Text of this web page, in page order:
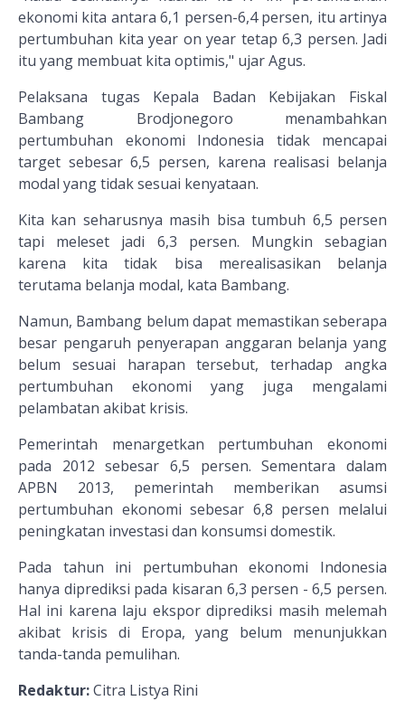
ekonomi kita antara 6,1 persen-6,4 persen, itu artinya
pertumbuhan kita year on year tetap 6,3 persen. Jadi
itu yang membuat kita optimis," ujar Agus.
Pelaksana tugas Kepala Badan Kebijakan Fiskal
Bambang Brodjonegoro menambahkan
pertumbuhan ekonomi Indonesia tidak mencapai
target sebesar 6,5 persen, karena realisasi belanja
modal yang tidak sesuai kenyataan.
Kita kan seharusnya masih bisa tumbuh 6,5 persen
tapi meleset jadi 6,3 persen. Mungkin sebagian
karena kita tidak bisa merealisasikan belanja
terutama belanja modal, kata Bambang.
Namun, Bambang belum dapat memastikan seberapa
besar pengaruh penyerapan anggaran belanja yang
belum sesuai harapan tersebut, terhadap angka
pertumbuhan ekonomi yang juga mengalami
pelambatan akibat krisis.
Pemerintah menargetkan pertumbuhan ekonomi
pada 2012 sebesar 6,5 persen. Sementara dalam
APBN 2013, pemerintah memberikan asumsi
pertumbuhan ekonomi sebesar 6,8 persen melalui
peningkatan investasi dan konsumsi domestik.
Pada tahun ini pertumbuhan ekonomi Indonesia
hanya diprediksi pada kisaran 6,3 persen - 6,5 persen.
Hal ini karena laju ekspor diprediksi masih melemah
akibat krisis di Eropa, yang belum menunjukkan
tanda-tanda pemulihan.
Redaktur:Citra Listya Rini